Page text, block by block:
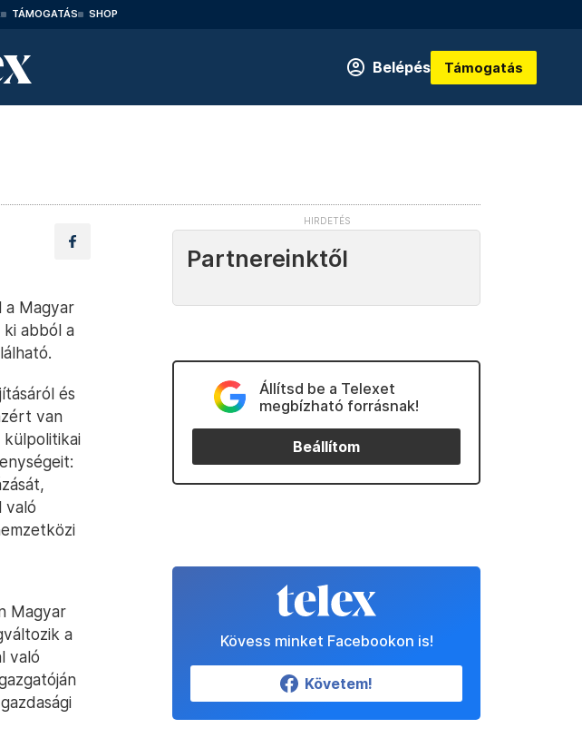
TÁMOGATÁS SHOP
Belépés Támogatás
a Magyar
abból a
és
van
külpolitikai
való
Magyar
a
való
Partnereinktől
Állítsd be a Telexet
megbízható forrásnak!
Beállítom
Kövess minket Facebookon is!
Követem!